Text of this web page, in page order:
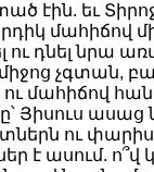
էին. եւ
մահիճով
ու դնել նրա
չգտան,
մահիճով
Յիսուս ասաց
ու
է ասում. ո՞վ